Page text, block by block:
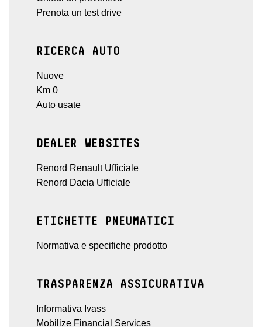
Prenota un test drive
RICERCA AUTO
Nuove
Km 0
Auto usate
DEALER WEBSITES
Renord Renault Ufficiale
Renord Dacia Ufficiale
ETICHETTE PNEUMATICI
Normativa e specifiche prodotto
TRASPARENZA ASSICURATIVA
Informativa Ivass
Mobilize Financial Services